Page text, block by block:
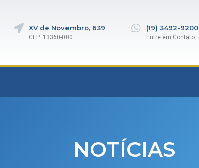
XV de Novembro, 639
CEP: 13360-000
(19) 3492-9200
Entre em Contato
NOTÍCIAS